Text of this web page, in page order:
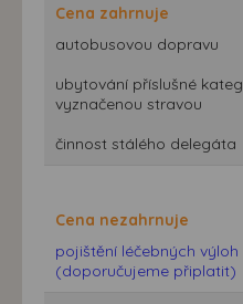
Cena zahrnuje
autobusovou dopravu
ubytování příslušné
vyznačenou stravou
činnost stálého delegáta
Cena nezahrnuje
pojištění léčebných
(doporučujeme připlatit)